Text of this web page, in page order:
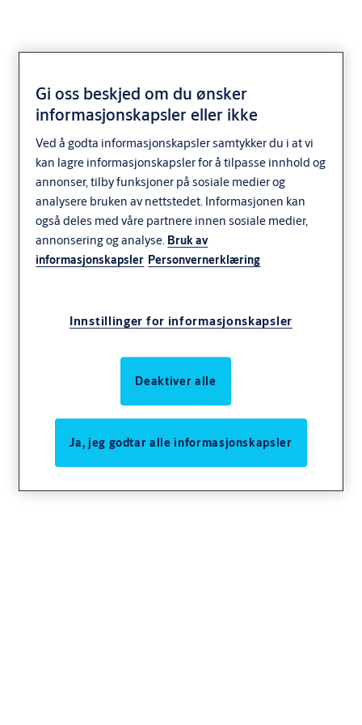
SD Deler for hengelås
xx12/xx52
Deler til hengelås xx12/xx52
Gi oss beskjed om du ønsker
informasjonskapsler eller ikke
Ved å godta informasjonskapsler samtykker du i at vi
kan lagre informasjonskapsler for å tilpasse innhold og
annonser, tilby funksjoner på sosiale medier og
analysere bruken av nettstedet. Informasjonen kan
også deles med våre partnere innen sosiale medier,
annonsering og analyse. Bruk av
informasjonskapsler Personvernerklæring
Innstillinger for informasjonskapsler
Deaktiver alle
Ja, jeg godtar alle informasjonskapsler